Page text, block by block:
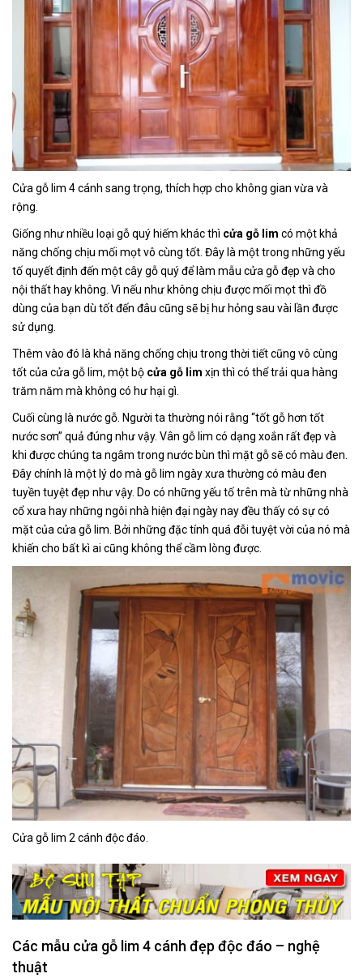
Cửa gỗ lim 4 cánh sang trọng, thích hợp cho không gian vừa và
rộng.
Giống như nhiều loại gỗ quý hiếm khác thì cửa gỗ lim có một khả
năng chống chịu mối mọt vô cùng tốt. Đây là một trong những yếu
tố quyết định đến một cây gỗ quý để làm mẫu cửa gỗ đẹp và cho
nội thất hay không. Vì nếu như không chịu được mối mọt thì đồ
dùng của bạn dù tốt đến đâu cũng sẽ bị hư hỏng sau vài lần được
sử dụng.
Thêm vào đó là khả năng chống chịu trong thời tiết cũng vô cùng
tốt của cửa gỗ lim, một bộ cửa gỗ lim xịn thì có thể trải qua hàng
trăm năm mà không có hư hại gì.
Cuối cùng là nước gỗ. Người ta thường nói rằng “tốt gỗ hơn tốt
nước sơn” quả đúng như vậy. Vân gỗ lim có dạng xoắn rất đẹp và
khi được chúng ta ngâm trong nước bùn thì mặt gỗ sẽ có màu đen.
Đây chính là một lý do mà gỗ lim ngày xưa thường có màu đen
tuyền tuyệt đẹp như vậy. Do có những yếu tố trên mà từ những nhà
cổ xưa hay những ngôi nhà hiện đại ngày nay đều thấy có sự có
mặt của cửa gỗ lim. Bởi những đặc tính quá đỗi tuyệt vời của nó mà
khiến cho bất kì ai cũng không thể cầm lòng được.
Cửa gỗ lim 2 cánh độc đáo.
Các mẫu cửa gỗ lim 4 cánh đẹp độc đáo – nghệ
thuật